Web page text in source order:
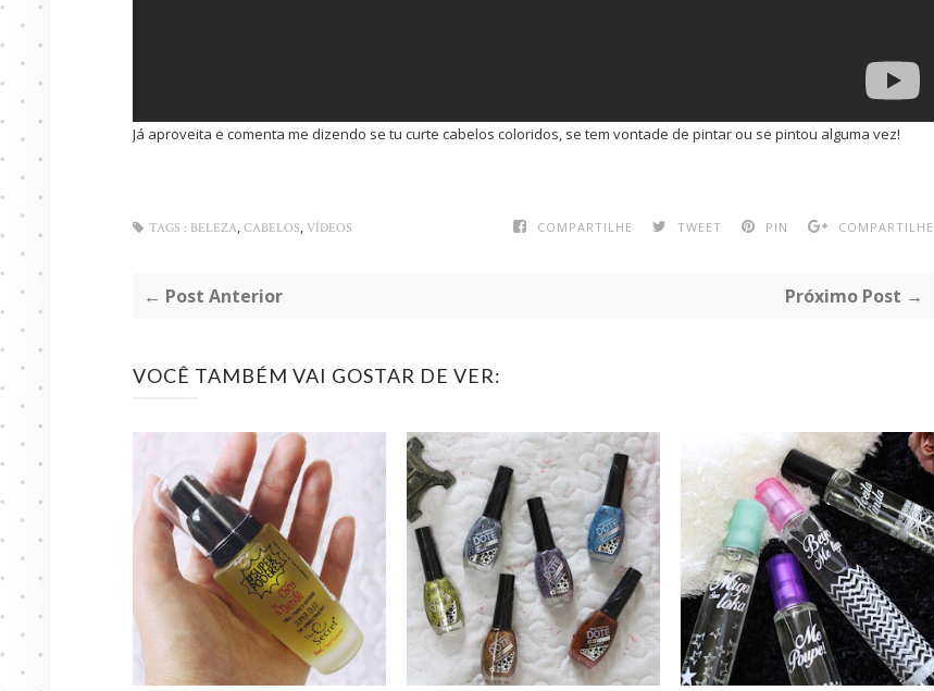
Já aproveita e comenta me dizendo se tu curte cabelos coloridos, se tem vontade de pintar ou se pintou alguma vez!
COMPARTILHE TWEET PIN COMPARTILHE
TAGS : BELEZA, CABELOS, VÍDEOS
← Post Anterior Próximo Post →
VOCÊ TAMBÉM VAI GOSTAR DE VER: